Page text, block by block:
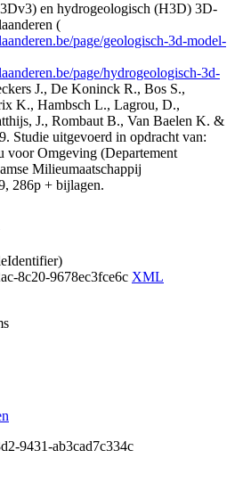
en hydrogeologisch (H3D) 3D-
(
page/geologisch-3d-model-
page/hydrogeologisch-3d-
J., De Koninck R., Bos S.,
K., Hambsch L., Lagrou, D.,
J., Rombaut B., Van Baelen K. &
Studie uitgevoerd in opdracht van:
voor Omgeving (Departement
Milieumaatschappij
286p + bijlagen.
8c20-9678ec3fce6c XML
9431-ab3cad7c334c